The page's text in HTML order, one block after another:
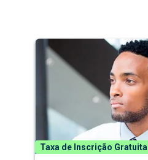
Taxa de Inscrição Gratuita